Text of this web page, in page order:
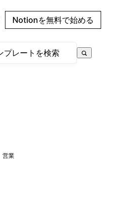
Notionを無料で始める
営業